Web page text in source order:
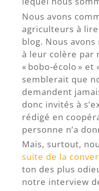
Nous avons
agriculteurs à
blog. Nous
à leur colère par
« bobo-écolo » et
semblerait que
demandent
donc invités à
rédigé en
personne n’a
Mais, surtout,
suite de la
ton des plus
notre interview